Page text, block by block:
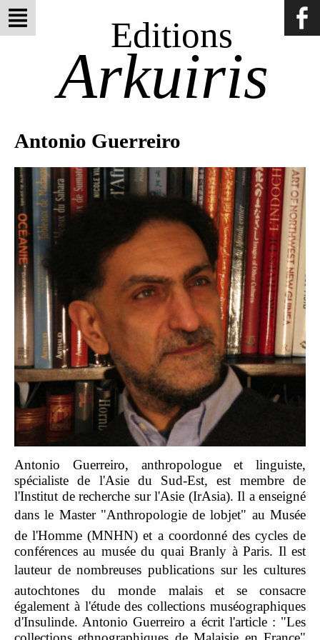
Editions
Arkuiris
Antonio Guerreiro
Antonio Guerreiro, anthropologue et linguiste,
spécialiste de l'Asie du Sud-Est, est membre de
l'Institut de recherche sur l'Asie (IrAsia). Il a enseigné
dans le Master "Anthropologie de lobjet" au Musée
de l'Homme (MNHN) et a coordonné des cycles de
conférences au musée du quai Branly à Paris. Il est
lauteur de nombreuses publications sur les cultures
autochtones du monde malais et se consacre
également à l'étude des collections muséographiques
d'Insulinde. Antonio Guerreiro a écrit l'article : "Les